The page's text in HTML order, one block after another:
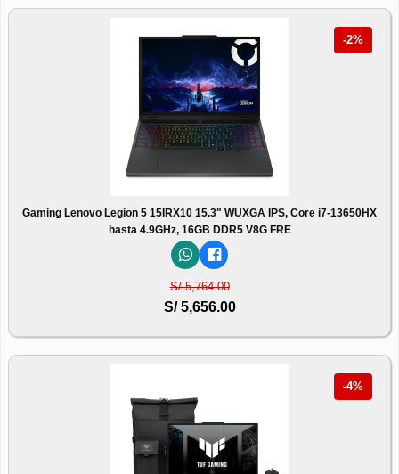
-2%
Gaming Lenovo Legion 5 15IRX10 15.3" WUXGA IPS, Core i7-13650HX
hasta 4.9GHz, 16GB DDR5 V8G FRE
S/ 5,764.00
S/ 5,656.00
-4%